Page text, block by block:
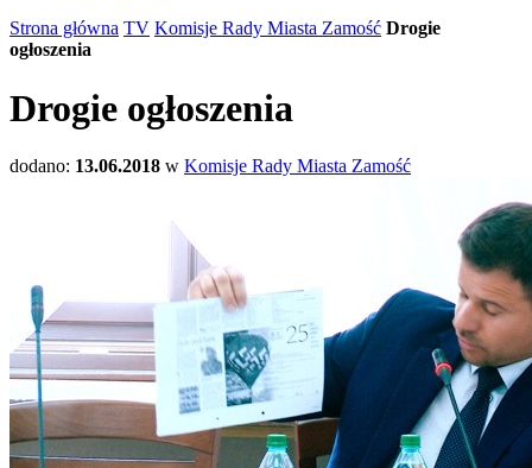
Strona główna TV Komisje Rady Miasta Zamość Drogie
ogłoszenia
Drogie ogłoszenia
dodano: 13.06.2018 w Komisje Rady Miasta Zamość